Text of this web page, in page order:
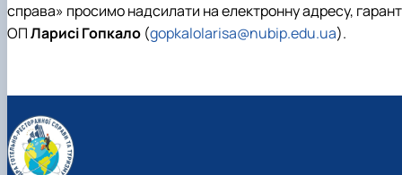
справа» просимо надсилати на електронну адресу,
ОПЛарисі Гопкало (gopkalolarisa@nubip.edu.ua).